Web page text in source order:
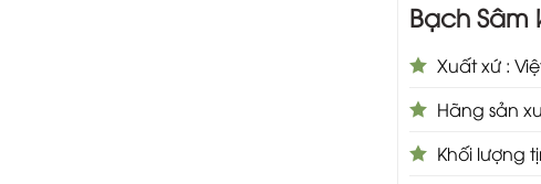
Bạch
Xuất xứ :
Hãng sản
Khối lượng